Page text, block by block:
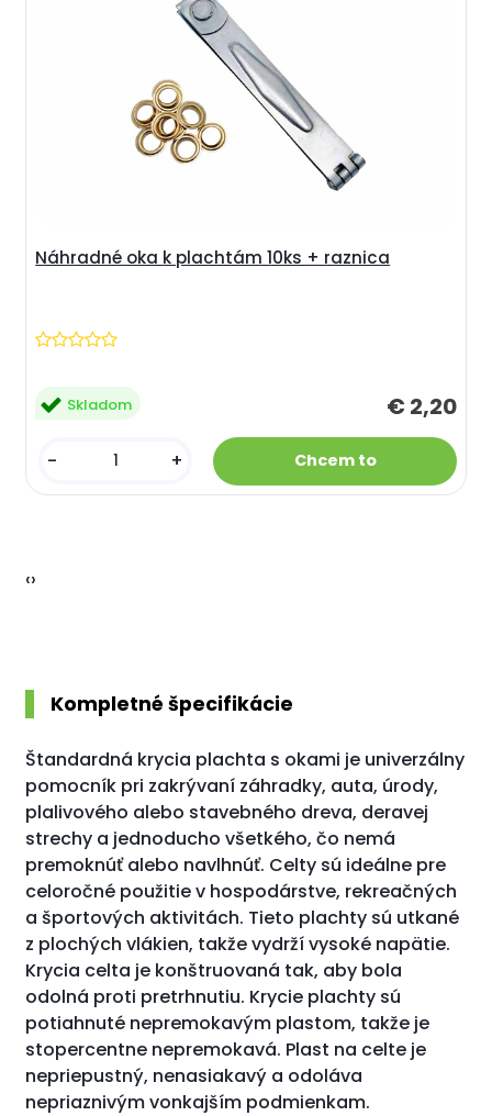
Náhradné oka k plachtám 10ks + raznica
€ 2,20
Skladom
- +
‹›
Kompletné špecifikácie
Štandardná krycia plachta s okami je univerzálny
pomocník pri zakrývaní záhradky, auta, úrody,
plalivového alebo stavebného dreva, deravej
strechy a jednoducho všetkého, čo nemá
premoknúť alebo navlhnúť. Celty sú ideálne pre
celoročné použitie v hospodárstve, rekreačných
a športových aktivitách. Tieto plachty sú utkané
z plochých vlákien, takže vydrží vysoké napätie.
Krycia celta je konštruovaná tak, aby bola
odolná proti pretrhnutiu. Krycie plachty sú
potiahnuté nepremokavým plastom, takže je
stopercentne nepremokavá. Plast na celte je
nepriepustný, nenasiakavý a odoláva
nepriaznivým vonkajším podmienkam.